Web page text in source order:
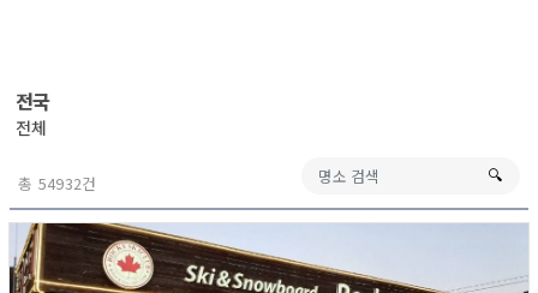
전국
전체
총 54932건 🔍︎